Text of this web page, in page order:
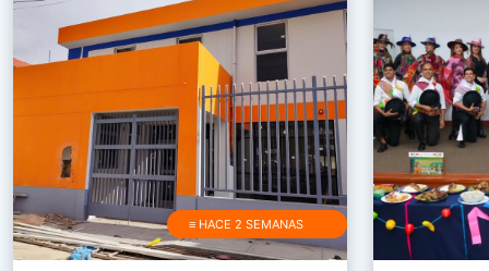
≡ HACE 2 SEMANAS